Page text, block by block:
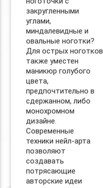
закругленными
углами,
миндалевидные и
овальные ноготки?
Для острых ноготков
также уместен
маникюр голубого
цвета,
предпочтительно в
сдержанном, либо
монохромном
дизайне.
Современные
техники нейл-арта
позволяют
создавать
потрясающие
авторские идеи